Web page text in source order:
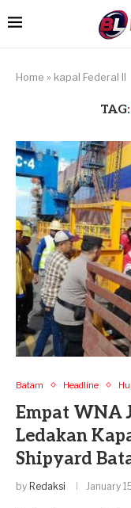
Home » kapal Federal II
TAG:
Batam Headline
Empat WNA
Ledakan
Shipyard
by Redaksi January